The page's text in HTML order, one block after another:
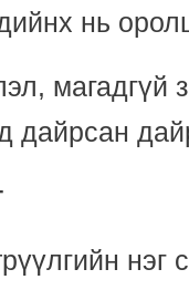
нь
магадгүй
дайрсан
нэг